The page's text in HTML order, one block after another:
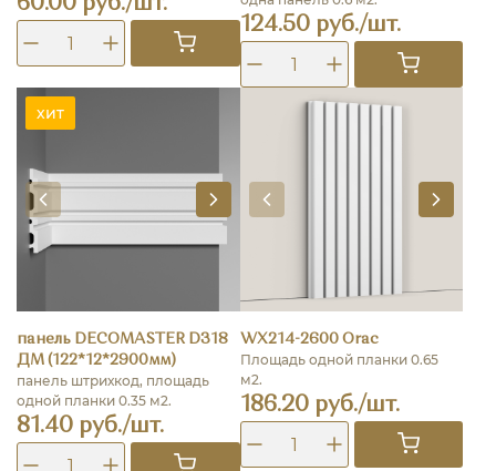
60.00 руб./шт.
124.50 руб./шт.
хит
панель DECOMASTER D318
ДМ (122*12*2900мм)
панель штрихкод, площадь
одной планки 0.35 м2.
81.40 руб./шт.
WX214-2600 Orac
Площадь одной планки 0.65
м2.
186.20 руб./шт.